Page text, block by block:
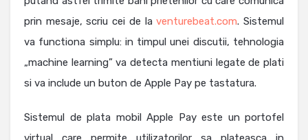
prin mesaje, scriu cei de laventurebeat.com. Sistemul
va functiona simplu: in timpul unei discutii, tehnologia
„machine learning” va detecta mentiuni legate de plati
si va include un buton de Apple Pay pe tastatura.
Sistemul de plata mobil Apple Pay este un portofel